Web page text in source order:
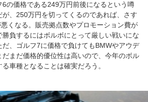
6の価格である249万円前後になるという噂
、250万円を切ってくるのであれば、さす
くなる。販売拠点数やプロモーション費が
負するにはボルボにとって厳しい戦いにな
、ゴルフ7に価格で負けてもBMWやアウデ
だまだ価格的優位性は高いので、今年のボル
車種となることは確実だろう。